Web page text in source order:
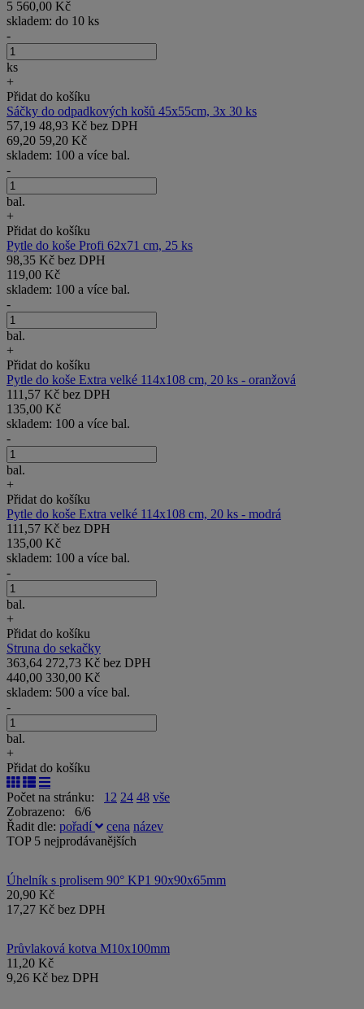
5 560,00 Kč
skladem: do 10 ks
-
ks
+
Přidat do košíku
Sáčky do odpadkových košů 45x55cm, 3x 30 ks
57,19 48,93 Kč bez DPH
69,20 59,20 Kč
skladem: 100 a více bal.
-
bal.
+
Přidat do košíku
Pytle do koše Profi 62x71 cm, 25 ks
98,35 Kč bez DPH
119,00 Kč
skladem: 100 a více bal.
-
bal.
+
Přidat do košíku
Pytle do koše Extra velké 114x108 cm, 20 ks - oranžová
111,57 Kč bez DPH
135,00 Kč
skladem: 100 a více bal.
-
bal.
+
Přidat do košíku
Pytle do koše Extra velké 114x108 cm, 20 ks - modrá
111,57 Kč bez DPH
135,00 Kč
skladem: 100 a více bal.
-
bal.
+
Přidat do košíku
Struna do sekačky
363,64 272,73 Kč bez DPH
440,00 330,00 Kč
skladem: 500 a více bal.
-
bal.
+
Přidat do košíku
Počet na stránku: 12 24 48 vše
Zobrazeno: 6/6
Řadit dle: pořadí cena název
TOP 5 nejprodávanějších
Úhelník s prolisem 90° KP1 90x90x65mm
20,90 Kč
17,27 Kč bez DPH
Průvlaková kotva M10x100mm
11,20 Kč
9,26 Kč bez DPH